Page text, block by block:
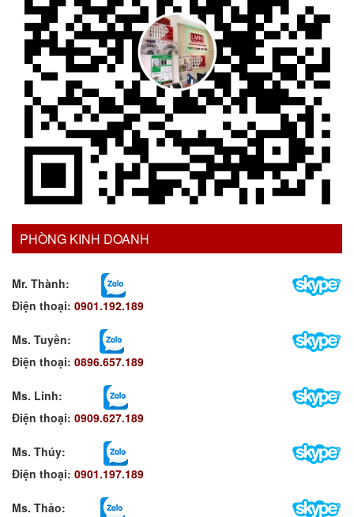
PHÒNG KINH DOANH
Mr. Thành:
Điện thoại: 0901.192.189
Ms. Tuyền:
Điện thoại: 0896.657.189
Ms. Linh:
Điện thoại: 0909.627.189
Ms. Thúy:
Điện thoại: 0901.197.189
Ms. Thảo: